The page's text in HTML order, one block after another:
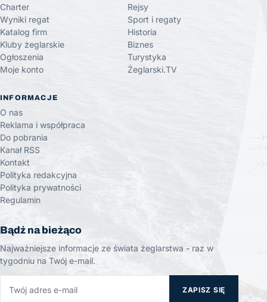
Charter
Wyniki regat
Katalog firm
Kluby żeglarskie
Ogłoszenia
Moje konto
Rejsy
Sport i regaty
Historia
Biznes
Turystyka
Żeglarski.TV
INFORMACJE
O nas
Reklama i współpraca
Do pobrania
Kanał RSS
Kontakt
Polityka redakcyjna
Polityka prywatności
Regulamin
Bądź na bieżąco
Najważniejsze informacje ze świata żeglarstwa - raz w
tygodniu na Twój e-mail.
ZAPISZ SIĘ